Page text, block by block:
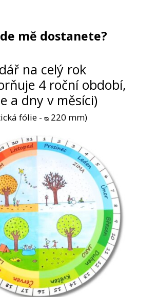
mě dostanete?
na celý rok
4 roční období,
a dny v měsíci)
fólie - ᴓ 220 mm)